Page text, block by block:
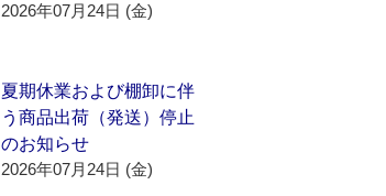
2026年07月24日 (金)
夏期休業および棚卸に伴
う商品出荷（発送）停止
のお知らせ
2026年07月24日 (金)